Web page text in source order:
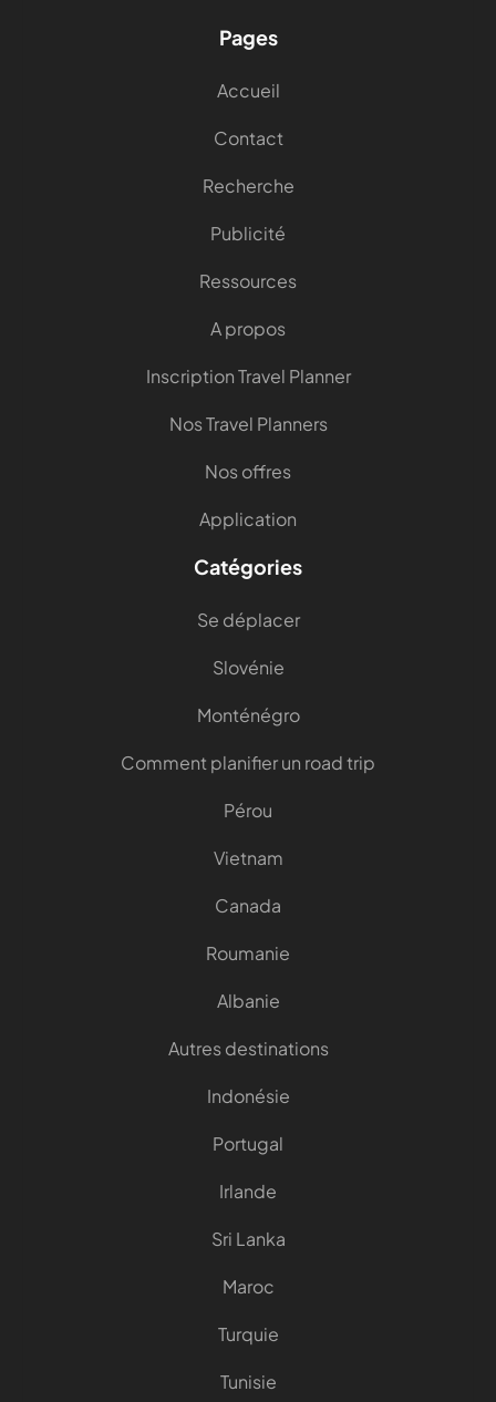
Pages
Accueil
Contact
Recherche
Publicité
Ressources
A propos
Inscription Travel Planner
Nos Travel Planners
Nos offres
Application
Catégories
Se déplacer
Slovénie
Monténégro
Comment planifier un road trip
Pérou
Vietnam
Canada
Roumanie
Albanie
Autres destinations
Indonésie
Portugal
Irlande
Sri Lanka
Maroc
Turquie
Tunisie